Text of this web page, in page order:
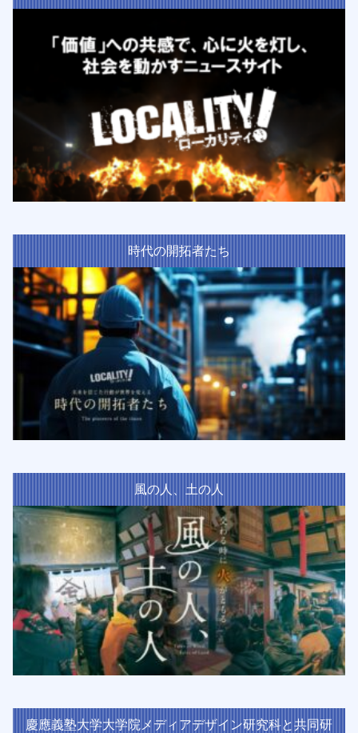
時代の開拓者たち
風の人、土の人
慶應義塾大学大学院メディアデザイン研究科と共同研